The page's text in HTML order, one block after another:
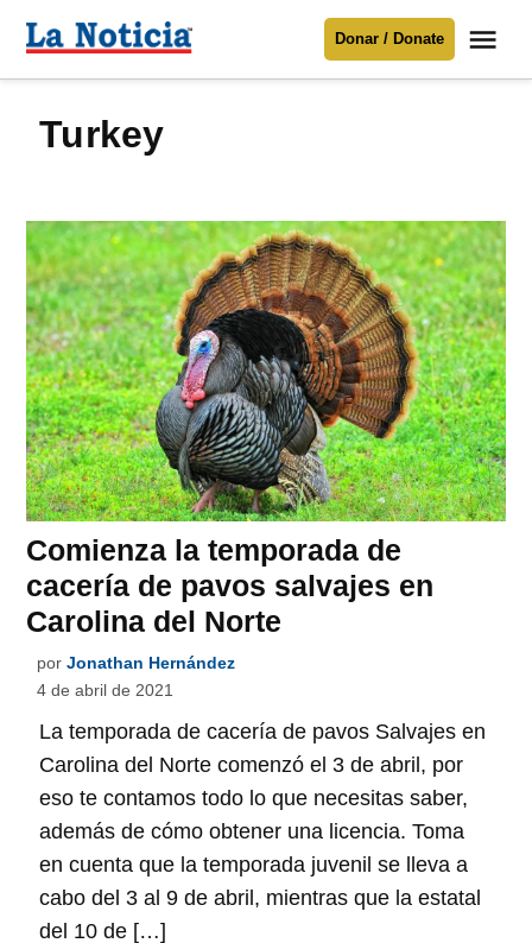
Para mantenerte informado necesitamos
contenido
Noticia
Donar / Donate
turkey
Comienza la temporada de
cacería de pavos salvajes en
Carolina del Norte
por Jonathan Hernández
4 de abril de 2021
La temporada de cacería de pavos Salvajes en
Carolina del Norte comenzó el 3 de abril, por
eso te contamos todo lo que necesitas saber,
además de cómo obtener una licencia. Toma
en cuenta que la temporada juvenil se lleva a
cabo del 3 al 9 de abril, mientras que la estatal
del 10 de […]